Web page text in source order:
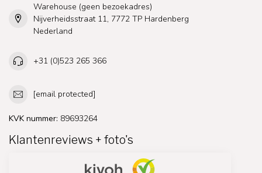
Warehouse (geen bezoekadres)
Nijverheidsstraat 11, 7772 TP Hardenberg
Nederland
+31 (0)523 265 366
[email protected]
KVK nummer: 89693264
Klantenreviews + foto's